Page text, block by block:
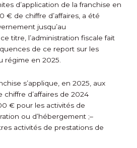
d’application de la franchise en
€ de chiffre d’affaires, a été
jusqu’au
titre, l’administration fiscale fait
de ce report sur les
régime en 2025.
s’applique, en 2025, aux
d’affaires de 2024
€ pour les activités de
ou d’hébergement ;–
activités de prestations de